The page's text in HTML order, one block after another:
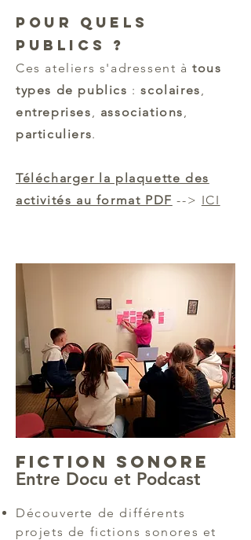
pour QUELS
PUBLICS ?
Ces ateliers s'adressent àtous
types de publics :scolaires,
entreprises, associations,
particuliers.
Télécharger la plaquette des
activités au format PDF --> ICI
FICTION SONORE
Entre Docu et Podcast
Découverte de différents
projets de fictions sonores et